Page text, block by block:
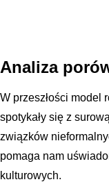
Analiza
W przeszłości model
spotykały się z
związków
pomaga nam
kulturowych.